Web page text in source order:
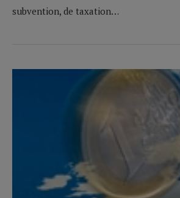
subvention, de taxation…